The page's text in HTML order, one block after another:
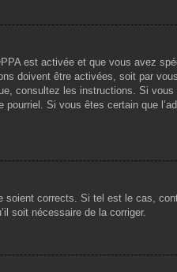
est activée et que vous avez
doivent être activées, soit par
consultez les instructions. Si
Si vous êtes certain que
corrects. Si tel est le cas,
soit nécessaire de la corriger.